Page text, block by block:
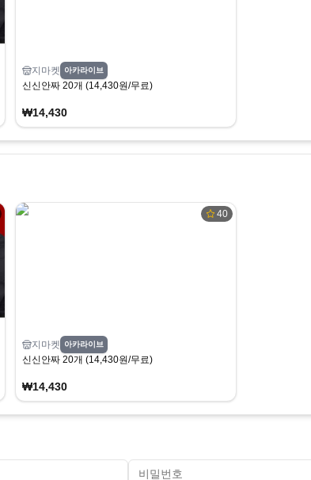
개 증정)
지마켓 아카라이브
신신안짜 20개 (14,430원/무료)
₩14,430
개 증정)
40
지마켓 아카라이브
신신안짜 20개 (14,430원/무료)
₩14,430